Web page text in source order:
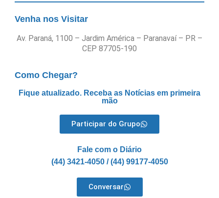
Venha nos Visitar
Av. Paraná, 1100 – Jardim América – Paranavaí – PR –
CEP 87705-190
Como Chegar?
Fique atualizado. Receba as Notícias em primeira
mão
Participar do Grupo
Fale com o Diário
(44) 3421-4050 / (44) 99177-4050
Conversar